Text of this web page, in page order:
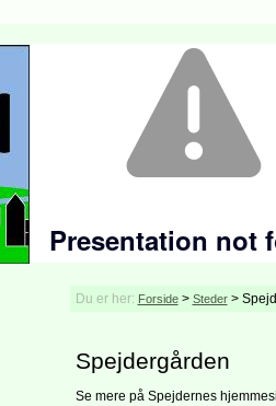
Du er her: Forside> Steder>
Spejdergården
Se mere på Spejdernes